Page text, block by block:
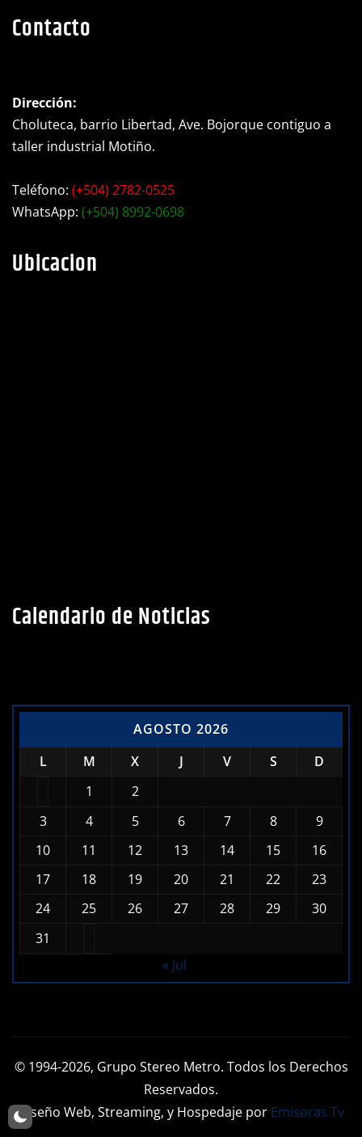
Contacto
Dirección:
Choluteca, barrio Libertad, Ave. Bojorque contiguo a
taller industrial Motiño.
Teléfono: (+504) 2782-0525
WhatsApp: (+504) 8992-0698
Ubicacion
Calendario de Noticias
AGOSTO 2026
L
M X J V S
D
1
2
3
4 5 6 7 8
9
10
11 12 13 14 15
16
17
18 19 20 21 22
23
24
25 26 27 28 29
30
31
« Jul
© 1994-2026, Grupo Stereo Metro. Todos los Derechos
Reservados.
Diseño Web, Streaming, y Hospedaje por Emisoras Tv